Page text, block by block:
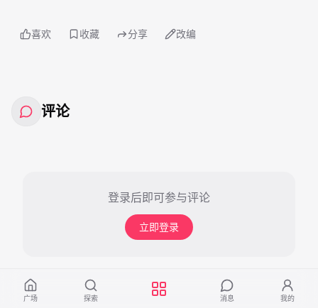
喜欢 收藏 分享 改编
评论
登录后即可参与评论
立即登录
广场 探索 消息 我的